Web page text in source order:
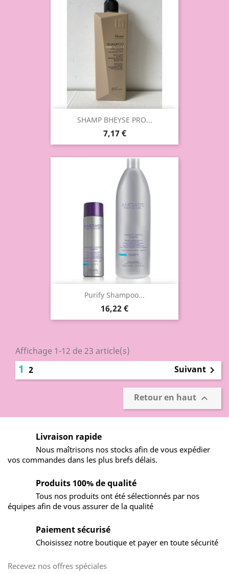
SHAMP BHEYSE PRO...
7,17 €
Purify Shampoo...
16,22 €
Affichage 1-12 de 23 article(s)
1 2 Suivant 
Retour en haut 
Livraison rapide
Nous maîtrisons nos stocks afin de vous expédier
vos commandes dans les plus brefs délais.
Produits 100% de qualité
Tous nos produits ont été sélectionnés par nos
équipes afin de vous assurer de la qualité
Paiement sécurisé
Choisissez notre boutique et payer en toute sécurité
Recevez nos offres spéciales